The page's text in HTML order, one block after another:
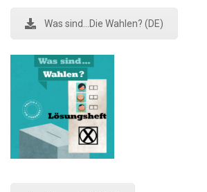
Was sind...Die Wahlen? (DE)